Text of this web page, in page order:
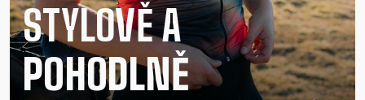
STYLOVĚ A
POHODLNĚ